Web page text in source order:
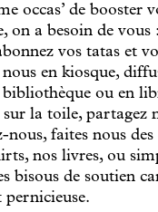
occas’ de booster
on a besoin de vous :
vos tatas et
en kiosque,
bibliothèque ou en
la toile, partagez
nous, faites nous des
nos livres, ou
bisous de soutien